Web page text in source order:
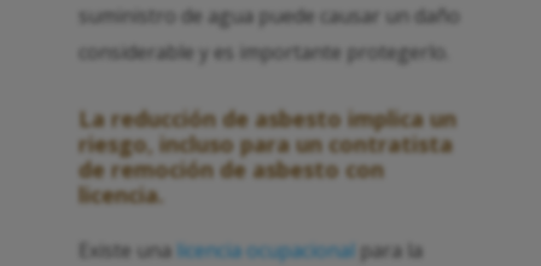
suministro de agua puede causar un daño
considerable y es importante protegerlo.
La reducción de asbesto implica un
riesgo, incluso para un contratista
de remoción de asbesto con
licencia.
Existe una licencia ocupacional para la